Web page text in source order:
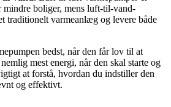
mindre boliger, mens luft-til-vand-
traditionelt varmeanlæg og levere både
bedst, når den får lov til at
mest energi, når den skal starte og
at forstå, hvordan du indstiller den
og effektivt.